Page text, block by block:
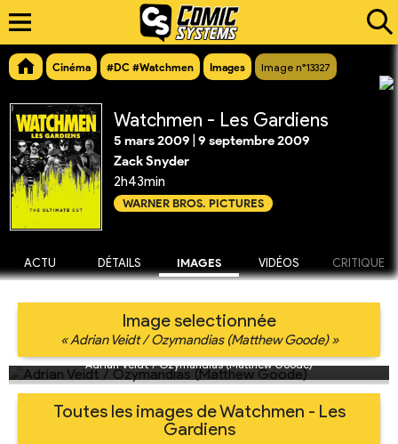
Cinéma #DC #Watchmen Images Image n°13327
Watchmen - Les Gardiens
5 mars 2009 9 septembre 2009
Zack Snyder
2h43min
WARNER BROS. PICTURES
ACTU DÉTAILS IMAGES VIDÉOS CRITIQUE
Image selectionnée
« Adrian Veidt / Ozymandias (Matthew Goode) »
Adrian Veidt / Ozymandias (Matthew Goode)
Toutes les images de Watchmen - Les
Gardiens